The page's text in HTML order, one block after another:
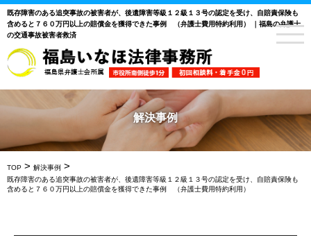
既存障害のある追突事故の被害者が、後遺障害等級１２級１３号の認定を受け、自賠責保険も
含めると７６０万円以上の賠償金を獲得できた事例 （弁護士費用特約利用） ｜福島の弁護士
の交通事故被害者救済
解決事例
TOP > 解決事例 >
既存障害のある追突事故の被害者が、後遺障害等級１２級１３号の認定を受け、自賠責保険も
含めると７６０万円以上の賠償金を獲得できた事例 （弁護士費用特約利用）